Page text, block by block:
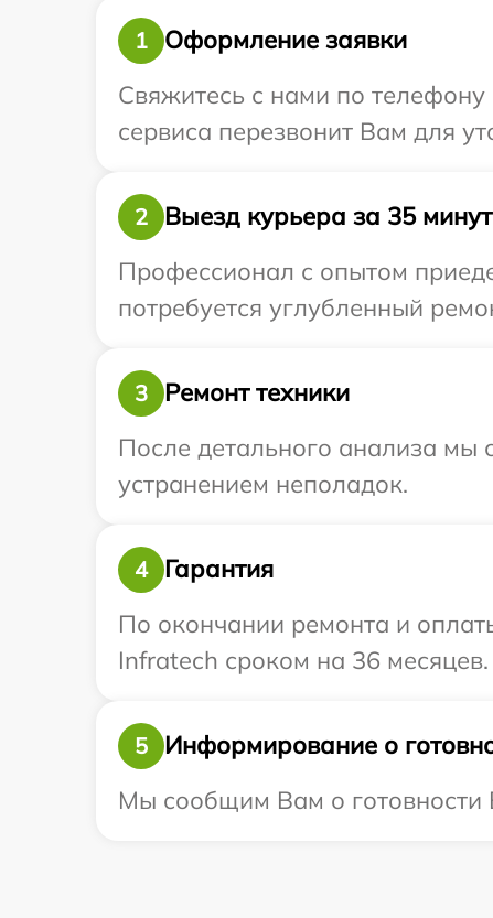
1
Оформление заявки
Свяжитесь с нами по телефону
сервиса перезвонит Вам для
2
Выезд курьера за 35 минут
Профессионал с опытом
потребуется углубленный
3
Ремонт техники
После детального анализа мы
устранением неполадок.
4
Гарантия
По окончании ремонта и
Infratech сроком на 36 месяцев.
5
Информирование о
Мы сообщим Вам о готовности